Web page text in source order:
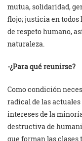
mutua, solidaridad,
flojo; justicia en todos
de respeto humano,
naturaleza.
-¿Para qué reunirse?
Como condición
radical de las
intereses de la
destructiva de
que forman las clases